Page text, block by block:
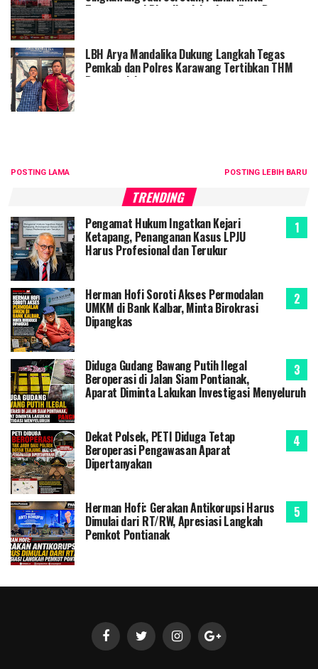
Transparansi Distribusi dan Legalitas Barang
LBH Arya Mandalika Dukung Langkah Tegas
Pemkab dan Polres Karawang Tertibkan THM
Bermasalah
POSTING LEBIH BARU
POSTING LAMA
TRENDING
Pengamat Hukum Ingatkan Kejari
Ketapang, Penanganan Kasus LPJU
Harus Profesional dan Terukur
Herman Hofi Soroti Akses Permodalan
UMKM di Bank Kalbar, Minta Birokrasi
Dipangkas
Diduga Gudang Bawang Putih Ilegal
Beroperasi di Jalan Siam Pontianak,
Aparat Diminta Lakukan Investigasi Menyeluruh
Dekat Polsek, PETI Diduga Tetap
Beroperasi Pengawasan Aparat
Dipertanyakan
Herman Hofi: Gerakan Antikorupsi Harus
Dimulai dari RT/RW, Apresiasi Langkah
Pemkot Pontianak